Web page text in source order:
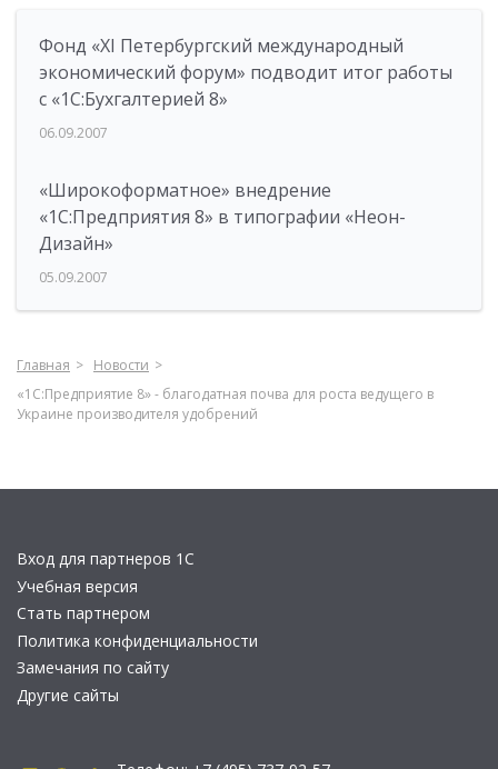
Фонд «XI Петербургский международный
экономический форум» подводит итог работы
с «1С:Бухгалтерией 8»
06.09.2007
«Широкоформатное» внедрение
«1С:Предприятия 8» в типографии «Неон-
Дизайн»
05.09.2007
Главная
Новости
«1С:Предприятие 8» - благодатная почва для роста ведущего в
Украине производителя удобрений
Вход для партнеров 1С
Учебная версия
Стать партнером
Политика конфиденциальности
Замечания по сайту
Другие сайты